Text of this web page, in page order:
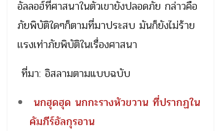
อัลลอฮ์ที่ศาสนาในตัวเขายังปลอดภัย กล่าวคือ
ภัยพิบัติใดๆก็ตามที่มาประสบ มันก็ยังไม่ร้าย
เเรงเท่าภัยพิบัติในเรื่องศาสนา
ที่มา: อิสลามตามแบบฉบับ
นกฮุดฮุด นกกะรางหัวขวาน ที่ปรากฏใน
คัมภีร์อัลกุรอาน